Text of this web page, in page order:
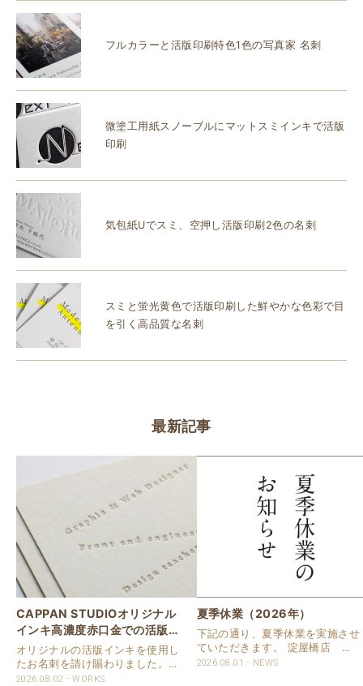
フルカラーと活版印刷特色1色の写真家 名刺
微塗工用紙スノーブルにマットスミインキで活版
印刷
気包紙Uでスミ、空押し活版印刷2色の名刺
スミと蛍光黄色で活版印刷した鮮やかな色彩で目
を引く高品質な名刺
最新記事
CAPPAN STUDIOオリジナル
インキ高濃度赤口金での活版名
刺
オリジナルの活版インキを使用し
たお名刺を請け賜わりました。
用紙は新バフン紙Nのきぬを使用
2026.08.02 WORKS
夏季休業（2026年）
下記の通り、夏季休業を実施させ
ていただきます。 淀屋橋店 通
常営業いたします。 奈良店 8月
2026.08.01 NEWS